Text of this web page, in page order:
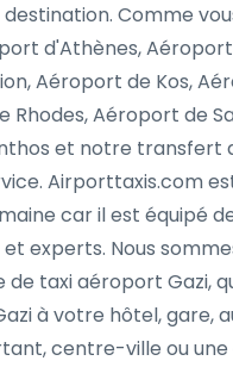
Comme
d'Athènes,
Aéroport de Kos,
Rhodes, Aéroport de
et notre transfert
Airporttaxis.com
car il est équipé
experts. Nous
taxi aéroport Gazi,
à votre hôtel, gare,
centre-ville ou une